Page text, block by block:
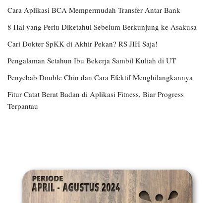
Cara Aplikasi BCA Mempermudah Transfer Antar Bank
8 Hal yang Perlu Diketahui Sebelum Berkunjung ke Asakusa
Cari Dokter SpKK di Akhir Pekan? RS JIH Saja!
Pengalaman Setahun Ibu Bekerja Sambil Kuliah di UT
Penyebab Double Chin dan Cara Efektif Menghilangkannya
Fitur Catat Berat Badan di Aplikasi Fitness, Biar Progress
Terpantau